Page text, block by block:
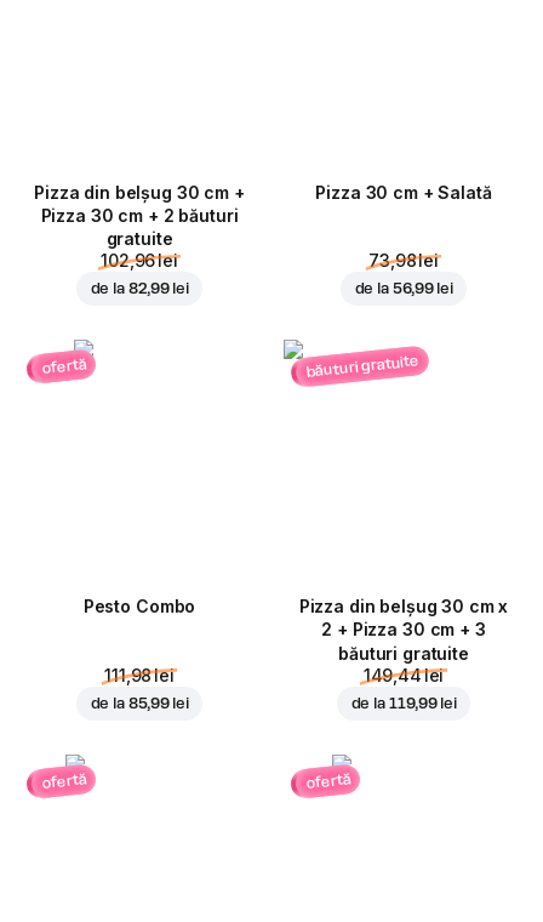
Pizza din belșug 30 cm +
Pizza 30 cm + 2 băuturi
gratuite
102,96 lei
de la 82,99 lei
Pizza 30 cm + Salată
73,98 lei
de la 56,99 lei
ofertă
Pesto Combo
111,98 lei
de la 85,99 lei
băuturi gratuite
Pizza din belșug 30 cm x
2 + Pizza 30 cm + 3
băuturi gratuite
149,44 lei
de la 119,99 lei
ofertă ofertă